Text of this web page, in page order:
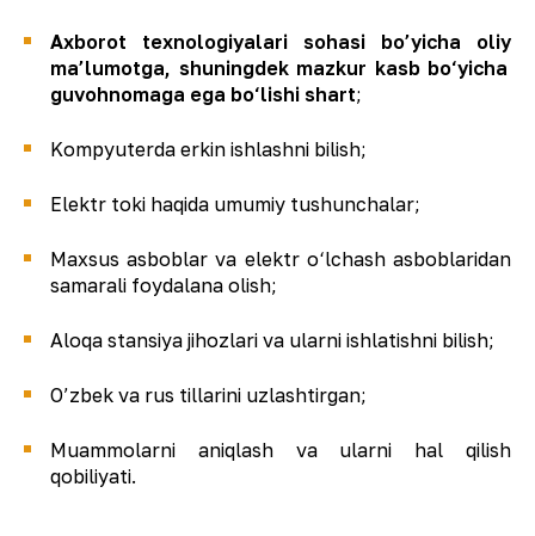
Axborot texnologiyalari sohasi bo’yicha oliy
ma’lumotga, shuningdek mazkur kasb bo‘yicha
guvohnomaga ega bo‘lishi shart;
Kompyuterda erkin ishlashni bilish;
Elektr toki haqida umumiy tushunchalar;
Maxsus asboblar va elektr o‘lchash asboblaridan
samarali foydalana olish;
Aloqa stansiya jihozlari va ularni ishlatishni bilish;
O’zbek va rus tillarini uzlashtirgan;
Muammolarni aniqlash va ularni hal qilish
qobiliyati.